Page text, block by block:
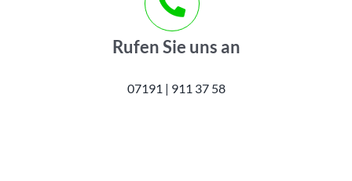
Rufen Sie uns an
07191 | 911 37 58